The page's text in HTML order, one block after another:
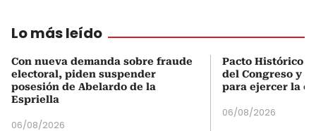
Lo más leído
Con nueva demanda sobre fraude
electoral, piden suspender
posesión de Abelardo de la
Espriella
06/08/2026
Pacto Histórico
del Congreso y
para ejercer la
06/08/2026